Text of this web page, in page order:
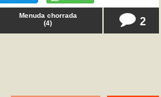
Menuda chorrada
(4) 2